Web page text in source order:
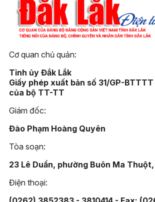
Cơ quan chủ quản:
Tỉnh ủy Đắk Lắk
Giấy phép xuất bản số 31/GP-
của bộ TT-TT
Giám đốc:
Đào Phạm Hoàng Quyên
Tòa soạn:
23 Lê Duẩn, phường Buôn Ma
Điện thoại: